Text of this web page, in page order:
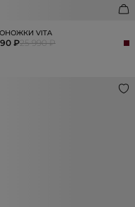
VITA
₽25 990 ₽